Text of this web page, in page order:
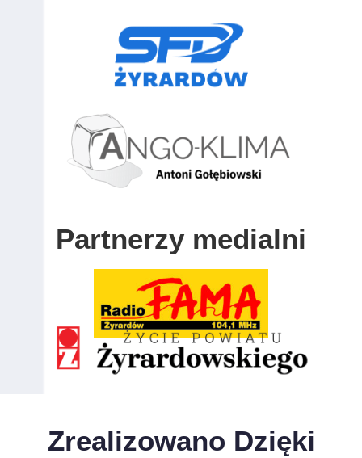
Partnerzy medialni
Zrealizowano Dzięki